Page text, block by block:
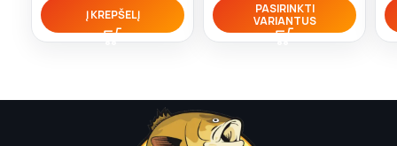
Į KREPŠELĮ
PASIRINKTI
VARIANTUS